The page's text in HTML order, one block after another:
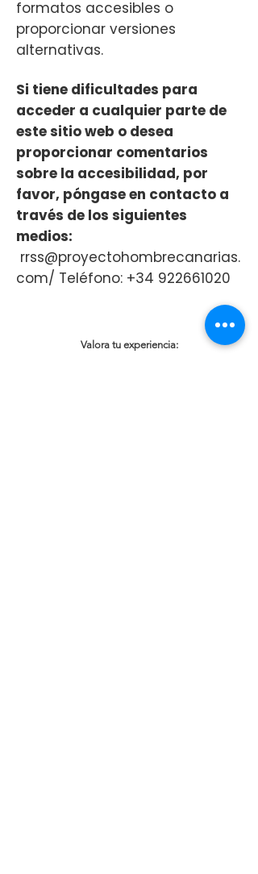
formatos accesibles o
proporcionar versiones
alternativas.
Si tiene dificultades para
acceder a cualquier parte de
este sitio web o desea
proporcionar comentarios
sobre la accesibilidad, por
favor, póngase en contacto a
través de los siguientes
medios:
rrss@proyectohombrecanarias.
com/ Teléfono: +34 922661020
Valora tu experiencia: